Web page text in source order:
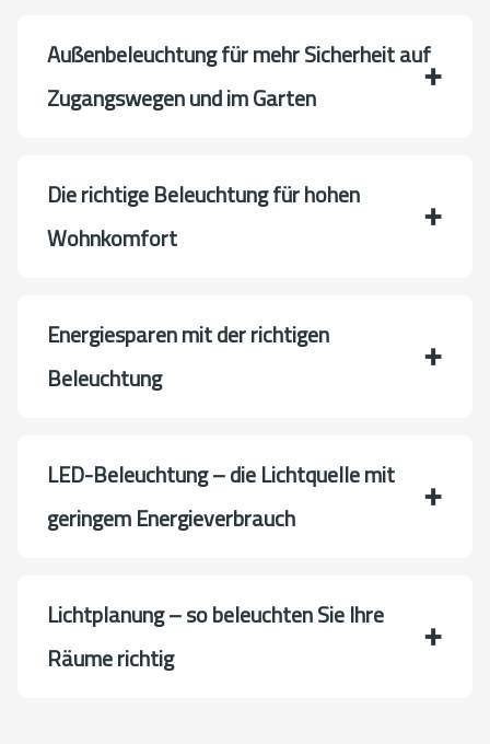
Außenbeleuchtung für mehr Sicherheit auf
Zugangswegen und im Garten
Die richtige Beleuchtung für hohen
Wohnkomfort
Energiesparen mit der richtigen
Beleuchtung
LED-Beleuchtung – die Lichtquelle mit
geringem Energieverbrauch
Lichtplanung – so beleuchten Sie Ihre
Räume richtig